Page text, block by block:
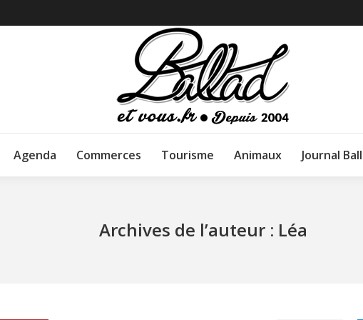
Agenda Commerces Tourisme Animaux Journal
Archives de l’auteur : Léa